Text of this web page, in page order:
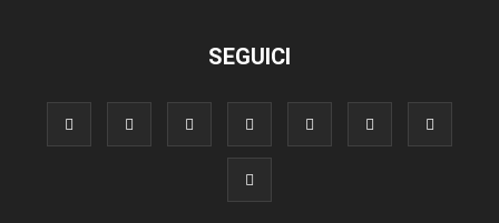
SEGUICI